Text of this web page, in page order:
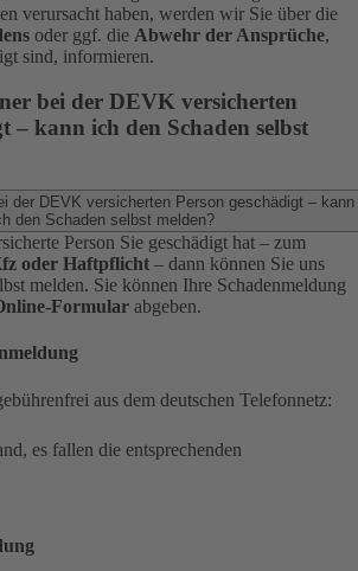
verursacht haben, werden wir Sie über die
oder ggf. die Abwehr der Ansprüche,
sind, informieren.
bei der DEVK versicherten
– kann ich den Schaden selbst
der DEVK versicherten Person geschädigt – kann
den Schaden selbst melden?
Person Sie geschädigt hat – zum
oder Haftpflicht – dann können Sie uns
melden. Sie können Ihre Schadenmeldung
Formular abgeben.
aus dem deutschen Telefonnetz:
es fallen die entsprechenden